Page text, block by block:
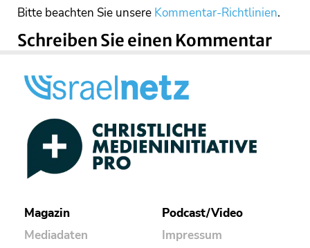
Bitte beachten Sie unsere Kommentar-Richtlinien.
Schreiben Sie einen Kommentar
Magazin
Mediadaten
Podcast/Video
Impressum